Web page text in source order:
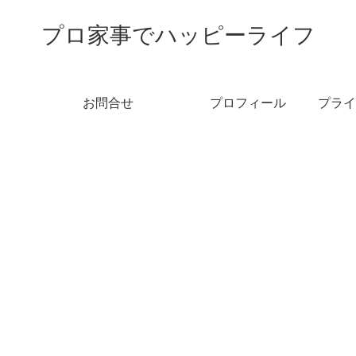
プロ家事でハッピーライフ
お問合せ プロフィール